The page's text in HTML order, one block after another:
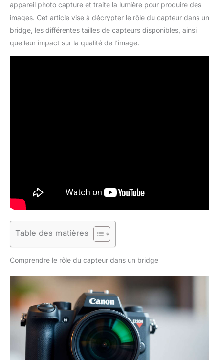
appareil photo capture et traite la lumière pour produire des
images. Cet article vise à décrypter le rôle du capteur dans un
bridge, les différentes tailles de capteurs disponibles, ainsi
que leur impact sur la qualité de l’image.
Table des matières
Comprendre le rôle du capteur dans un bridge